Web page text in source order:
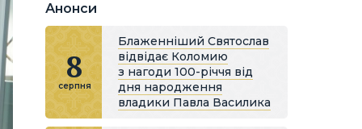
Анонси
8
серпня
Блаженніший Святослав
відвідає Коломию
з нагоди 100-річчя від
дня народження
владики Павла Василика